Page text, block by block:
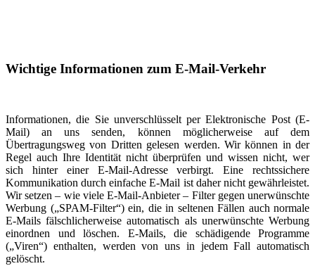
Wichtige Informationen zum E-Mail-Verkehr
Informationen, die Sie unverschlüsselt per Elektronische Post (E-
Mail) an uns senden, können möglicherweise auf dem
Übertragungsweg von Dritten gelesen werden. Wir können in der
Regel auch Ihre Identität nicht überprüfen und wissen nicht, wer
sich hinter einer E-Mail-Adresse verbirgt. Eine rechtssichere
Kommunikation durch einfache E-Mail ist daher nicht gewährleistet.
Wir setzen – wie viele E-Mail-Anbieter – Filter gegen unerwünschte
Werbung („SPAM-Filter“) ein, die in seltenen Fällen auch normale
E-Mails fälschlicherweise automatisch als unerwünschte Werbung
einordnen und löschen. E-Mails, die schädigende Programme
(„Viren“) enthalten, werden von uns in jedem Fall automatisch
gelöscht.